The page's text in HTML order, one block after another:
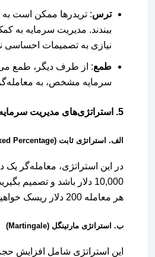
ترس: تریدرها ممکن است به
ببندند. مدیریت سرمایه به
نیازی به تصمیمات احساسی
طمع: از طرف دیگر، طمع
سرمایه مشخص، به
5. استراتژی‌های مدیریت
الف. استراتژی ثابت (Fixed Percentage)
در این استراتژی، معامله‌گر یک
هر معامله 200 دلار ریسک خواهید کرد.
ب. استراتژی مارتینگل (Martingale)
این استراتژی شامل افزایش